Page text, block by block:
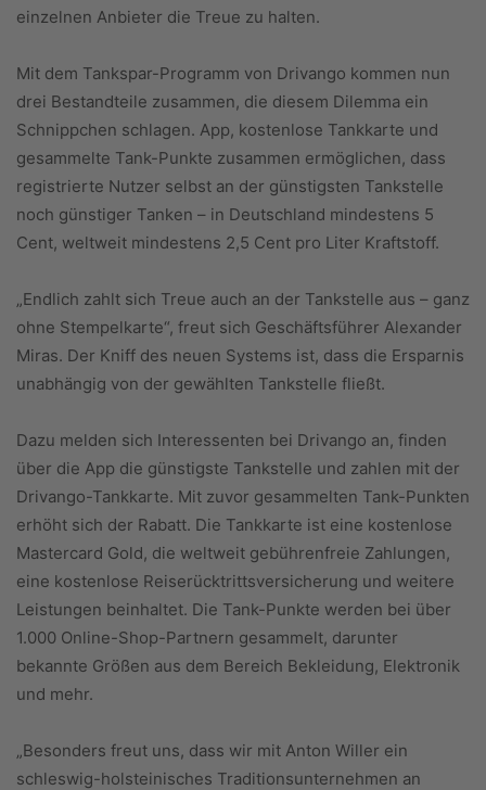
einzelnen Anbieter die Treue zu halten.
Mit dem Tankspar-Programm von Drivango kommen nun
drei Bestandteile zusammen, die diesem Dilemma ein
Schnippchen schlagen. App, kostenlose Tankkarte und
gesammelte Tank-Punkte zusammen ermöglichen, dass
registrierte Nutzer selbst an der günstigsten Tankstelle
noch günstiger Tanken – in Deutschland mindestens 5
Cent, weltweit mindestens 2,5 Cent pro Liter Kraftstoff.
„Endlich zahlt sich Treue auch an der Tankstelle aus – ganz
ohne Stempelkarte“, freut sich Geschäftsführer Alexander
Miras. Der Kniff des neuen Systems ist, dass die Ersparnis
unabhängig von der gewählten Tankstelle fließt.
Dazu melden sich Interessenten bei Drivango an, finden
über die App die günstigste Tankstelle und zahlen mit der
Drivango-Tankkarte. Mit zuvor gesammelten Tank-Punkten
erhöht sich der Rabatt. Die Tankkarte ist eine kostenlose
Mastercard Gold, die weltweit gebührenfreie Zahlungen,
eine kostenlose Reiserücktrittsversicherung und weitere
Leistungen beinhaltet. Die Tank-Punkte werden bei über
1.000 Online-Shop-Partnern gesammelt, darunter
bekannte Größen aus dem Bereich Bekleidung, Elektronik
und mehr.
„Besonders freut uns, dass wir mit Anton Willer ein
schleswig-holsteinisches Traditionsunternehmen an